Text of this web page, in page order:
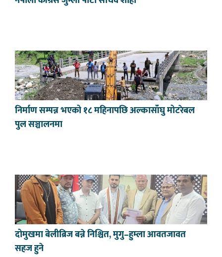
निर्माण सम्पन्न भएको १८ महिनापछि अल्कासाँघु मोटरेबल
पुल सञ्चालनमा
दोमुखमा बेलीब्रिज बन्ने निश्चित, मुगु–हुम्ला आवतजावत
सहज हुने